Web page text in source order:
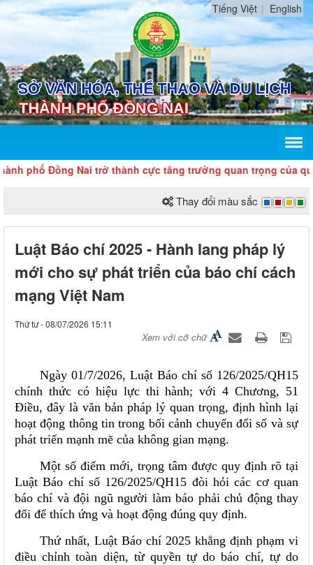
Tiếng Việt English
phố Đồng Nai trở thành cực tăng trưởng quan trọng của quốc
Thay đổi màu sắc
Luật Báo chí 2025 - Hành lang pháp lý
mới cho sự phát triển của báo chí cách
mạng Việt Nam
Thứ tư - 08/07/2026 15:11
Xem với cỡ chữ
Ngày 01/7/2026, Luật Báo chí số 126/2025/QH15
chính thức có hiệu lực thi hành; với 4 Chương, 51
Điều, đây là văn bản pháp lý quan trọng, định hình lại
hoạt động thông tin trong bối cảnh chuyển đổi số và sự
phát triển mạnh mẽ của không gian mạng.
Một số điểm mới, trọng tâm được quy định rõ tại
Luật Báo chí số 126/2025/QH15 đòi hỏi các cơ quan
báo chí và đội ngũ người làm báo phải chủ động thay
đổi để thích ứng và hoạt động đúng quy định.
Thứ nhất, Luật Báo chí 2025 khẳng định phạm vi
điều chỉnh toàn diện, từ quyền tự do báo chí, tự do